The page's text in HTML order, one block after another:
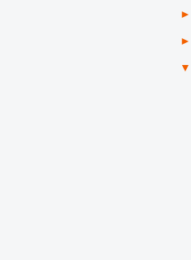
►
►
▼